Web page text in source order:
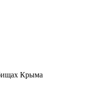
Крыма